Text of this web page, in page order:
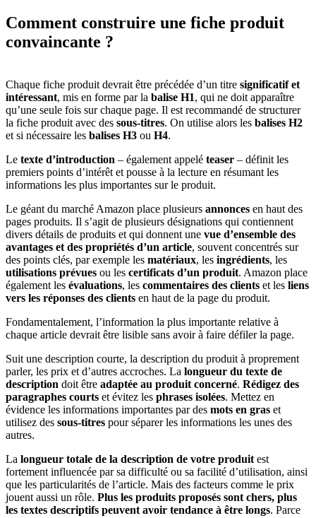
Comment construire une fiche produit
convaincante ?
Chaque fiche produit devrait être précédée d’un titre significatif et
intéressant, mis en forme par la balise H1, qui ne doit apparaître
qu’une seule fois sur chaque page. Il est recommandé de structurer
la fiche produit avec des sous-titres. On utilise alors les balises H2
et si nécessaire les balises H3 ou H4.
Le texte d’introduction – également appelé teaser – définit les
premiers points d’intérêt et pousse à la lecture en résumant les
informations les plus importantes sur le produit.
Le géant du marché Amazon place plusieurs annonces en haut des
pages produits. Il s’agit de plusieurs désignations qui contiennent
divers détails de produits et qui donnent une vue d’ensemble des
avantages et des propriétés d’un article, souvent concentrés sur
des points clés, par exemple les matériaux, les ingrédients, les
utilisations prévues ou les certificats d’un produit. Amazon place
également les évaluations, les commentaires des clients et les liens
vers les réponses des clients en haut de la page du produit.
Fondamentalement, l’information la plus importante relative à
chaque article devrait être lisible sans avoir à faire défiler la page.
Suit une description courte, la description du produit à proprement
parler, les prix et d’autres accroches. La longueur du texte de
description doit être adaptée au produit concerné. Rédigez des
paragraphes courts et évitez les phrases isolées. Mettez en
évidence les informations importantes par des mots en gras et
utilisez des sous-titres pour séparer les informations les unes des
autres.
La longueur totale de la description de votre produit est
fortement influencée par sa difficulté ou sa facilité d’utilisation, ainsi
que les particularités de l’article. Mais des facteurs comme le prix
jouent aussi un rôle. Plus les produits proposés sont chers, plus
les textes descriptifs peuvent avoir tendance à être longs. Parce